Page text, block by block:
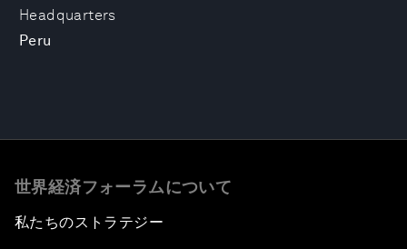
Headquarters
Peru
世界経済フォーラムについて
私たちのストラテジー